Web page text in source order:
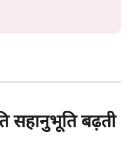
सहानुभूति बढ़ती